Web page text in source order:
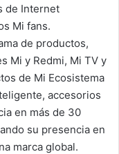
de Internet
Mi fans.
de productos,
Mi y Redmi, Mi TV y
de Mi Ecosistema
accesorios
en más de 30
su presencia en
marca global.